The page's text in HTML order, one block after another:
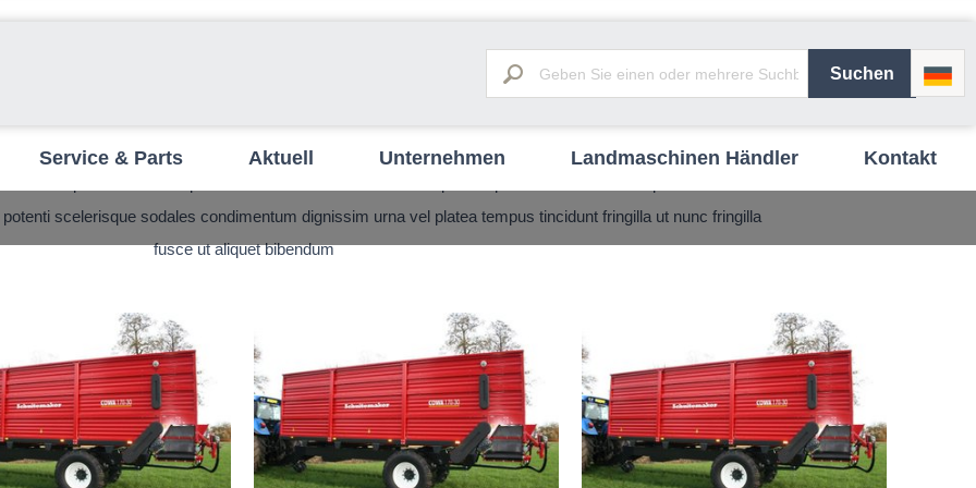
Service & Parts Aktuell Unternehmen Landmaschinen Händler Kontakt
scelerisque sodales condimentum dignissim urna vel platea tempus tincidunt fringilla ut nunc fringilla
fusce ut aliquet bibendum